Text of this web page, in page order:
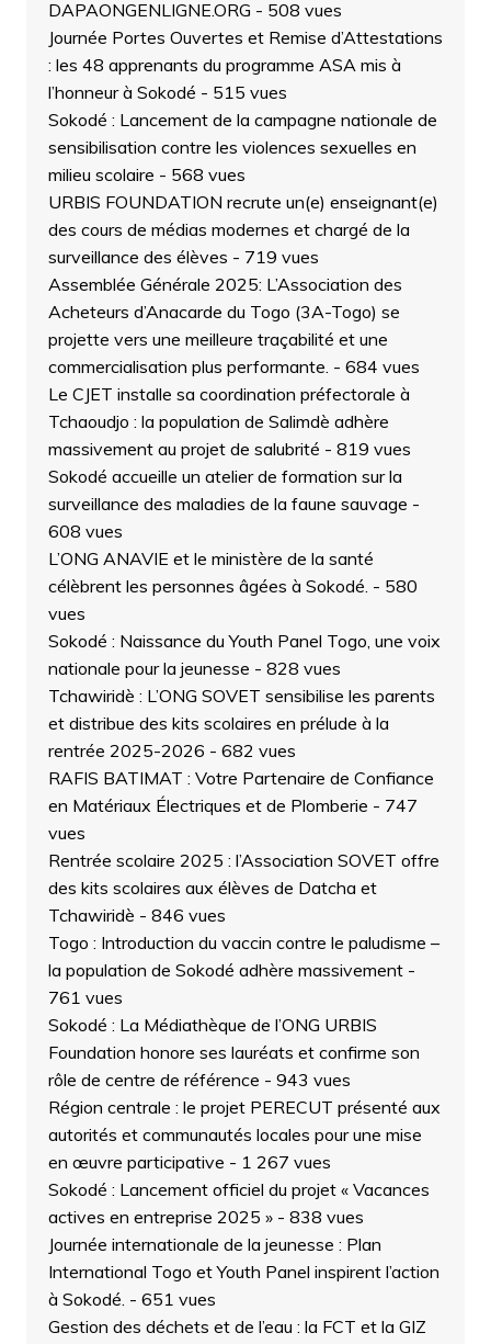
DAPAONGENLIGNE.ORG - 508 vues
Journée Portes Ouvertes et Remise d’Attestations
: les 48 apprenants du programme ASA mis à
l’honneur à Sokodé - 515 vues
Sokodé : Lancement de la campagne nationale de
sensibilisation contre les violences sexuelles en
milieu scolaire - 568 vues
URBIS FOUNDATION recrute un(e) enseignant(e)
des cours de médias modernes et chargé de la
surveillance des élèves - 719 vues
Assemblée Générale 2025: L’Association des
Acheteurs d’Anacarde du Togo (3A-Togo) se
projette vers une meilleure traçabilité et une
commercialisation plus performante. - 684 vues
Le CJET installe sa coordination préfectorale à
Tchaoudjo : la population de Salimdè adhère
massivement au projet de salubrité - 819 vues
Sokodé accueille un atelier de formation sur la
surveillance des maladies de la faune sauvage -
608 vues
L’ONG ANAVIE et le ministère de la santé
célèbrent les personnes âgées à Sokodé. - 580
vues
Sokodé : Naissance du Youth Panel Togo, une voix
nationale pour la jeunesse - 828 vues
Tchawiridè : L’ONG SOVET sensibilise les parents
et distribue des kits scolaires en prélude à la
rentrée 2025-2026 - 682 vues
RAFIS BATIMAT : Votre Partenaire de Confiance
en Matériaux Électriques et de Plomberie - 747
vues
Rentrée scolaire 2025 : l’Association SOVET offre
des kits scolaires aux élèves de Datcha et
Tchawiridè - 846 vues
Togo : Introduction du vaccin contre le paludisme –
la population de Sokodé adhère massivement-
761 vues
Sokodé : La Médiathèque de l’ONG URBIS
Foundation honore ses lauréats et confirme son
rôle de centre de référence - 943 vues
Région centrale : le projet PERECUT présenté aux
autorités et communautés locales pour une mise
en œuvre participative - 1 267 vues
Sokodé : Lancement officiel du projet « Vacances
actives en entreprise 2025 »- 838 vues
Journée internationale de la jeunesse : Plan
International Togo et Youth Panel inspirent l’action
à Sokodé. - 651 vues
Gestion des déchets et de l’eau : la FCT et la GIZ